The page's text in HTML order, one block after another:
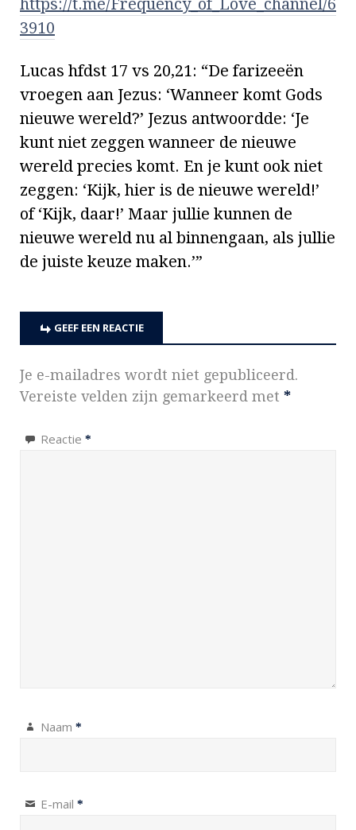
https://t.me/Frequency_of_Love_channel/6
3910
Lucas hfdst 17 vs 20,21: “De farizeeën
vroegen aan Jezus: ‘Wanneer komt Gods
nieuwe wereld?’ Jezus antwoordde: ‘Je
kunt niet zeggen wanneer de nieuwe
wereld precies komt. En je kunt ook niet
zeggen: ‘Kijk, hier is de nieuwe wereld!’
of ‘Kijk, daar!’ Maar jullie kunnen de
nieuwe wereld nu al binnengaan, als jullie
de juiste keuze maken.’”
GEEF EEN REACTIE
Je e-mailadres wordt niet gepubliceerd.
Vereiste velden zijn gemarkeerd met *
Reactie *
Naam *
E-mail *